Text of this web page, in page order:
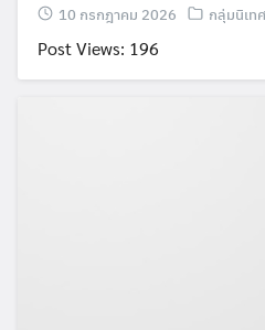
10 กรกฎาคม 2026 กลุ่มนิเท
Post Views: 196